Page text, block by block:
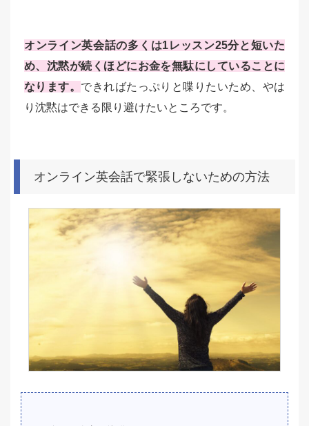
オンライン英会話の多くは1レッスン25分と短いた
め、沈黙が続くほどにお金を無駄にしていることに
なります。 できればたっぷりと喋りたいため、やは
り沈黙はできる限り避けたいところです。
オンライン英会話で緊張しないための方法